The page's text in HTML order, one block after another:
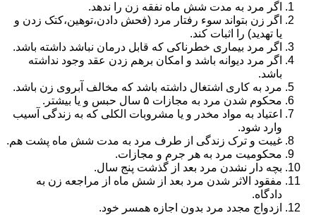
اگر مرد به مدت شش ماه نفقه زن را ندهد.
اگر زن بتواند سوء رفتار مرد (فحش دادن،توهین،کتک زدن و
یا تهدید) را اثبات کند.
اگر مرد بیماری خطرناکی که قابل درمان نباشد داشته باشد.
اگر مرد دیوانه باشد و امکان برهم زدن عقد وجود نداشته
باشد.
مرد به کاری اشتغال داشته باشد که مخالف آبروی زن باشد.
محکوم شدن مرد به مجازات ۵ سال حبس و یا بیشتر.
اعتیاد به مواد مخدر و یا مشروبات الکلی که به زندگی آسیب
وارد شود.
غیبت و ترک زندگی از طرف مرد به مدت شش ماه پشت هم.
محکومیت مرد به هر جرم و مجازات.
بچه دار نشدن مرد بعد از گذشت پنج سال.
مفقود الاثر شدن مرد بعد از شش ماه از مراجعه زن به
دادگاه.
ازدواج مجدد مرد بدون اجازه همسر خود.